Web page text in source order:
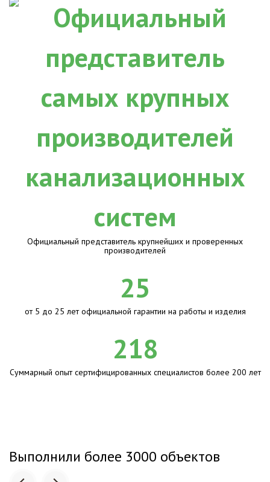
Официальный представитель крупнейших и проверенных
производителей
25
от 5 до 25 лет официальной гарантии на работы и изделия
218
Суммарный опыт сертифицированных специалистов более 200 лет
Выполнили более 3000 объектов